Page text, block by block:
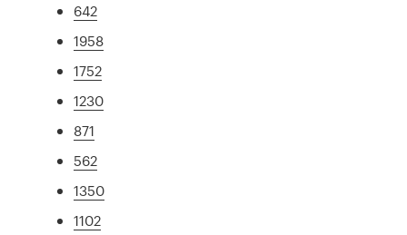
642
1958
1752
1230
871
562
1350
1102